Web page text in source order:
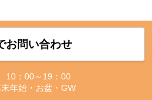
お問い合わせ
10：00～19：00
年始・お盆・GW